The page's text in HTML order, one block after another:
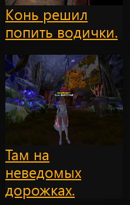
Конь решил
попить водички.
Там на
неведомых
дорожках.